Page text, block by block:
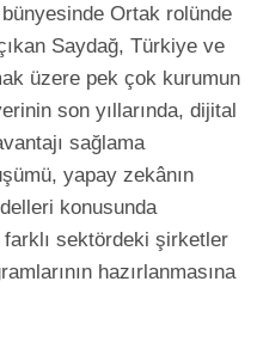
Ortak rolünde
Saydağ, Türkiye ve
üzere pek çok kurumun
son yıllarında, dijital
sağlama
yapay zekânın
konusunda
sektördeki şirketler
hazırlanmasına